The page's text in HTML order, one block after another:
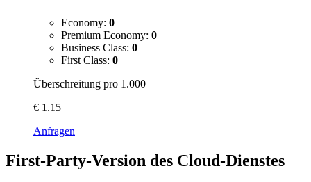
Economy: 0
Premium Economy: 0
Business Class: 0
First Class: 0
Überschreitung pro 1.000
€ 1.15
Anfragen
First-Party-Version des Cloud-Dienstes